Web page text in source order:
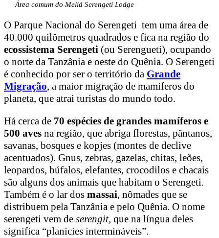
Área comum do Meliá Serengeti Lodge
O Parque Nacional do Serengeti tem uma área de
40.000 quilômetros quadrados e fica na região do
ecossistema Serengeti (ou Serengueti), ocupando
o norte da Tanzânia e oeste do Quênia. O Serengeti
é conhecido por ser o território da Grande
Migração, a maior migração de mamíferos do
planeta, que atrai turistas do mundo todo.
Há cerca de 70 espécies de grandes mamíferos e
500 aves na região, que abriga florestas, pântanos,
savanas, bosques e kopjes (montes de declive
acentuados). Gnus, zebras, gazelas, chitas, leões,
leopardos, búfalos, elefantes, crocodilos e chacais
são alguns dos animais que habitam o Serengeti.
Também é o lar dos massai, nômades que se
distribuem pela Tanzânia e pelo Quênia. O nome
serengeti vem de serengit, que na língua deles
significa “planícies intermináveis”.